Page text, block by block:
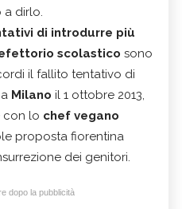
a dirlo.
di introdurre più
scolastico sono
il fallito tentativo di
Milano il 1 ottobre 2013,
con lo chef vegano
proposta fiorentina
dei genitori.
dopo la pubblicità